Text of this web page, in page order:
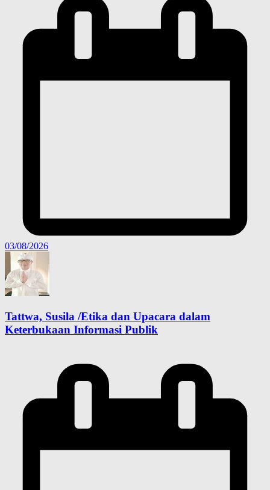
03/08/2026
Tattwa, Susila /Etika dan Upacara dalam
Keterbukaan Informasi Publik